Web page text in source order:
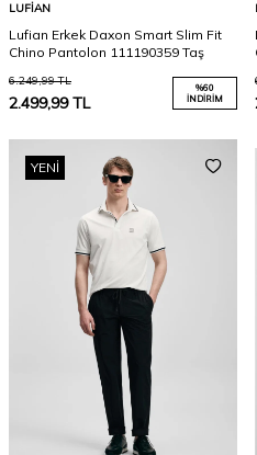
LUFIAN
Lufian Erkek Daxon Smart Slim Fit
Chino Pantolon 111190359 Taş
6.249,99TL
2.499,99TL
%60
İNDIRIM
YENI